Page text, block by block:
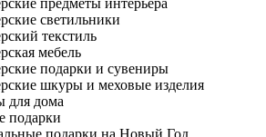
предметы интерьера
светильники
текстиль
мебель
подарки и сувениры
шкуры и меховые изделия
для дома
подарки
подарки на Новый Год